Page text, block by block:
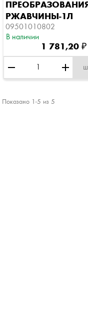
РЖАВЧИНЫ-1Л
09501010802
В наличии
1 781,20 ₽
remove add
Показано 1-5 из 5